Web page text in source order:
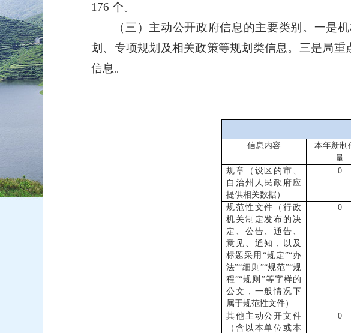
176 个。
（三）主动公开政府信息的主要类别。一是
划、专项规划及相关政策等规划类信息。三是局
信息。
信息内容
本年新制
量
规章（设区的市、
自治州人民政府应
提供相关数据）
0
规范性文件（行政
机关制定发布的决
定、公告、通告、
意见、通知，以及
标题采用“规定”“办
法”“细则”“规范”“规
程”“规则”等字样的
公文，一般情况下
属于规范性文件）
0
其他主动公开文件
（含以本单位或本
0